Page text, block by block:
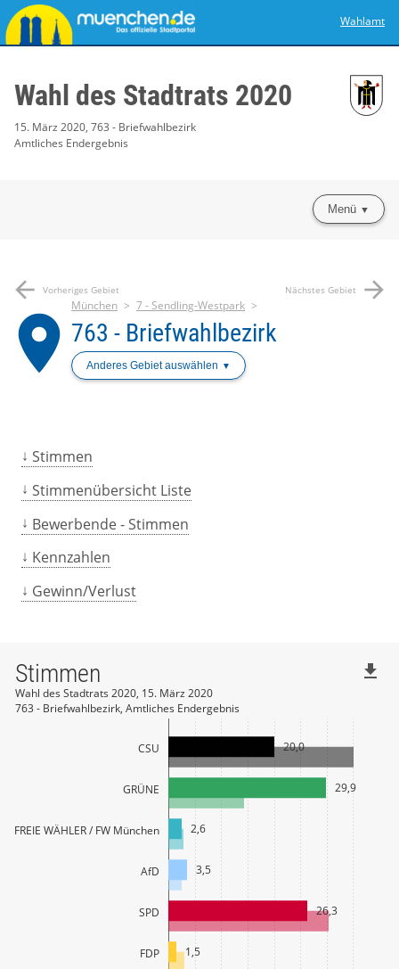
Wahlamt
Wahl des Stadtrats 2020
15. März 2020, 763 - Briefwahlbezirk
Amtliches Endergebnis
Menü
arrow_back Vorheriges Gebiet Nächstes Gebiet arrow_forward
place
München 7 - Sendling-Westpark
763 - Briefwahlbezirk
Anderes Gebiet auswählen
Stimmen
Stimmenübersicht Liste
Bewerbende - Stimmen
Kennzahlen
Gewinn/Verlust
CSU
GRÜNE
FREIE WÄHLER / FW München
AfD
SPD
FDP
20,0
29,9
2,6
3,5
26,3
1,5
Stimmen
Wahl des Stadtrats 2020, 15. März 2020
763 - Briefwahlbezirk, Amtliches Endergebnis
file_download